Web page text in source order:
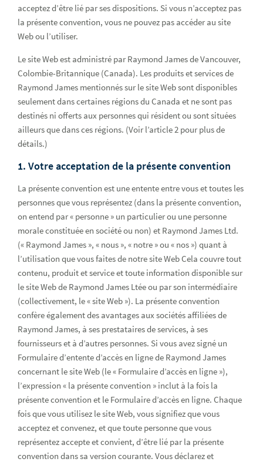
Convention d'utilisation du site Web
acceptez d’être lié par ses dispositions. Si vous n’acceptez pas
la présente convention, vous ne pouvez pas accéder au site
Web ou l’utiliser.
Le site Web est administré par Raymond James de Vancouver,
Colombie-Britannique (Canada). Les produits et services de
Raymond James mentionnés sur le site Web sont disponibles
seulement dans certaines régions du Canada et ne sont pas
destinés ni offerts aux personnes qui résident ou sont situées
ailleurs que dans ces régions. (Voir l’article 2 pour plus de
détails.)
1. Votre acceptation de la présente convention
La présente convention est une entente entre vous et toutes les
personnes que vous représentez (dans la présente convention,
on entend par « personne » un particulier ou une personne
morale constituée en société ou non) et Raymond James Ltd.
(« Raymond James », « nous », « notre » ou « nos ») quant à
l’utilisation que vous faites de notre site Web Cela couvre tout
contenu, produit et service et toute information disponible sur
le site Web de Raymond James Ltée ou par son intermédiaire
(collectivement, le « site Web »). La présente convention
confère également des avantages aux sociétés affiliées de
Raymond James, à ses prestataires de services, à ses
fournisseurs et à d’autres personnes. Si vous avez signé un
Formulaire d’entente d’accès en ligne de Raymond James
concernant le site Web (le « Formulaire d’accès en ligne »),
l’expression « la présente convention » inclut à la fois la
présente convention et le Formulaire d’accès en ligne. Chaque
fois que vous utilisez le site Web, vous signifiez que vous
acceptez et convenez, et que toute personne que vous
représentez accepte et convient, d’être lié par la présente
convention dans sa version courante. Vous déclarez et